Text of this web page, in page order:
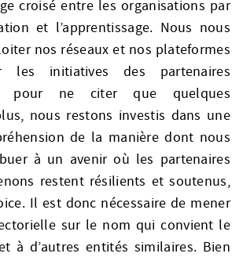
croisé entre les organisations par
et l’apprentissage. Nous nous
nos réseaux et nos plateformes
les initiatives des partenaires
pour ne citer que quelques
nous restons investis dans une
de la manière dont nous
à un avenir où les partenaires
restent résilients et soutenus,
Il est donc nécessaire de mener
sur le nom qui convient le
à d’autres entités similaires. Bien